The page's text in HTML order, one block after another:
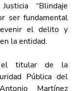
“Blindaje
ser fundamental
el delito y
la entidad.
titular de la
Pública del
Martínez